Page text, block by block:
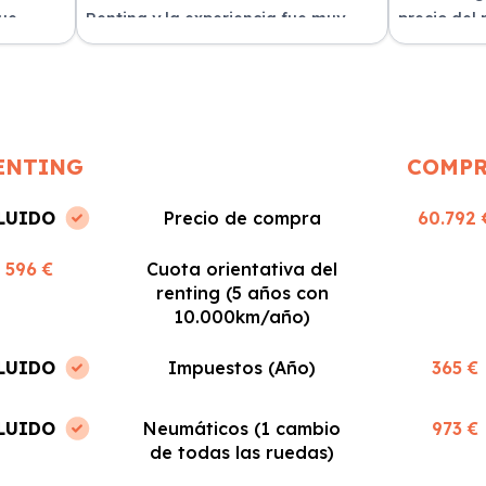
Renting y la experiencia fue muy
positiva. Fácil y rápido, ¡los
precio del
sin
Precio de compra 60.792
596 €
Cuota orientativa del
renting (5 años con
10.000km/año)
Impuestos (Año) 365 €
Neumáticos (1 cambio
de todas las ruedas)
973 €